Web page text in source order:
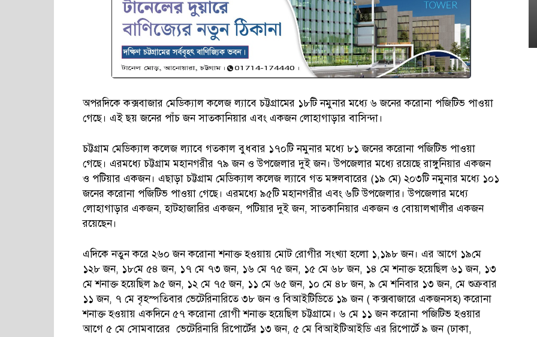
অপরদিকে কক্সবাজার মেডিক্যাল কলেজ ল্যাবে চট্টগ্রামের ১৮টি নমুনার মধ্যে ৬ জনের করোনা পজিটিভ পাওয়া
গেছে। এই ছয় জনের পাঁচ জন সাতকানিয়ার এবং একজন লোহাগাড়ার বাসিন্দা।
চট্টগ্রাম মেডিক্যাল কলেজ ল্যাবে গতকাল বুধবার ১৭০টি নমুনার মধ্যে ৮১ জনের করোনা পজিটিভ পাওয়া
গেছে। এরমধ্যে চট্টগ্রাম মহানগরীর ৭৯ জন ও উপজেলার দুই জন। উপজেলার মধ্যে রয়েছে রাঙ্গুনিয়ার একজন
ও পটিয়ার একজন। এছাড়া চট্টগ্রাম মেডিক্যাল কলেজ ল্যাবে গত মঙ্গলবারের (১৯ মে) ২০৩টি নমুনার মধ্যে ১০১
জনের করোনা পজিটিভ পাওয়া গেছে। এরমধ্যে ৯৫টি মহানগরীর এবং ৬টি উপজেলার। উপজেলার মধ্যে
লোহাগাড়ার একজন, হাটহাজারির একজন, পটিয়ার দুই জন, সাতকানিয়ার একজন ও বোয়ালখালীর একজন
রয়েছেন।
এদিকে নতুন করে ২৬০ জন করোনা শনাক্ত হওয়ায় মোট রোগীর সংখ্যা হলো ১,১৯৮ জন। এর আগে ১৯মে
১২৮ জন, ১৮মে ৫৪ জন, ১৭ মে ৭৩ জন, ১৬ মে ৭৫ জন, ১৫ মে ৬৮ জন, ১৪ মে শনাক্ত হয়েছিল ৬১ জন, ১৩
মে শনাক্ত হয়েছিল ৯৫ জন, ১২ মে ৭৫ জন, ১১ মে ৬৫ জন, ১০ মে ৪৮ জন, ৯ মে শনিবার ১৩ জন, মে শুক্রবার
১১ জন, ৭ মে বৃহস্পতিবার ভেটেরিনারিতে ৩৮ জন ও বিআইটিডিতে ১৯ জন ( কক্সবাজারে একজনসহ) করোনা
শনাক্ত হওয়ায় একদিনে ৫৭ করোনা রোগী শনাক্ত হয়েছিল চট্টগ্রামে। ৬ মে ১১ জন করোনা পজিটিভ হওয়ার
আগে ৫ মে সোমবারের ভেটেরিনারি রিপোর্টের ১৩ জন, ৫ মে বিআইটিআইডি এর রিপোর্টে ৯ জন (ঢাকা,